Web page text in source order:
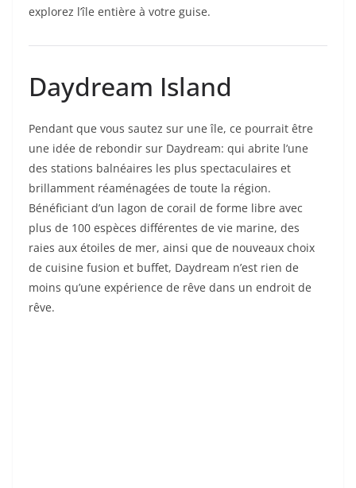
explorez l’île entière à votre guise.
Daydream Island
Pendant que vous sautez sur une île, ce pourrait être
une idée de rebondir sur Daydream: qui abrite l’une
des stations balnéaires les plus spectaculaires et
brillamment réaménagées de toute la région.
Bénéficiant d’un lagon de corail de forme libre avec
plus de 100 espèces différentes de vie marine, des
raies aux étoiles de mer, ainsi que de nouveaux choix
de cuisine fusion et buffet, Daydream n’est rien de
moins qu’une expérience de rêve dans un endroit de
rêve.